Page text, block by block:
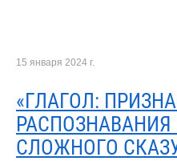
15 января 2024 г.
«ГЛАГОЛ:
СЛОЖНОГО